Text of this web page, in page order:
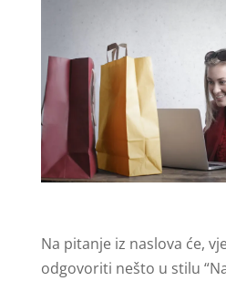
Na pitanje iz naslova će,
odgovoriti nešto u stilu